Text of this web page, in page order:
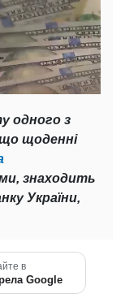
одного з
щоденні
знаходить
України,
в
Google